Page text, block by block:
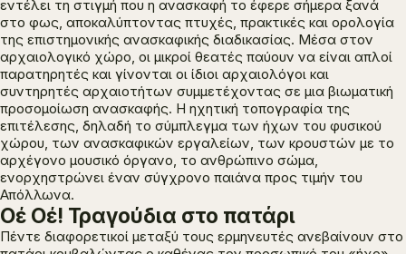
εντέλει τη στιγμή που η ανασκαφή το έφερε σήμερα ξανά
στο φως, αποκαλύπτοντας πτυχές, πρακτικές και ορολογία
της επιστημονικής ανασκαφικής διαδικασίας. Μέσα στον
αρχαιολογικό χώρο, οι μικροί θεατές παύουν να είναι απλοί
παρατηρητές και γίνονται οι ίδιοι αρχαιολόγοι και
συντηρητές αρχαιοτήτων συμμετέχοντας σε μια βιωματική
προσομοίωση ανασκαφής. Η ηχητική τοπογραφία της
επιτέλεσης, δηλαδή το σύμπλεγμα των ήχων του φυσικού
χώρου, των ανασκαφικών εργαλείων, των κρουστών με το
αρχέγονο μουσικό όργανο, το ανθρώπινο σώμα,
ενορχηστρώνει έναν σύγχρονο παιάνα προς τιμήν του
Απόλλωνα.
Οέ Οέ! Τραγούδια στο πατάρι
Πέντε διαφορετικοί μεταξύ τους ερμηνευτές ανεβαίνουν στο